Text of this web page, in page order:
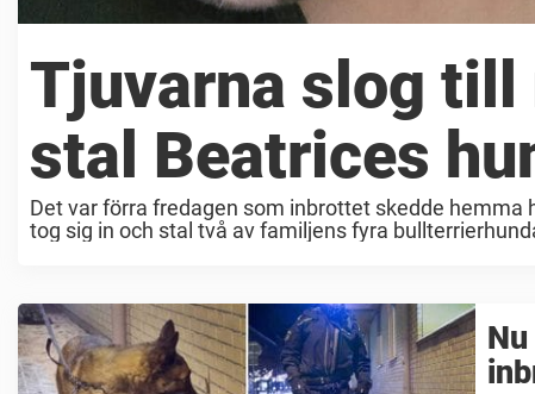
Tjuvarna slog
stal Beatrices
Det var förra fredagen som inbrottet skedde
tog sig in och stal två av familjens fyra